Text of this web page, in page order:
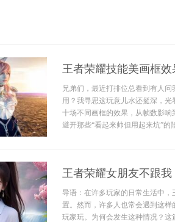
王者荣耀技能美画框
兄弟们，最近打排位总看到有人
用？我寻思这玩意儿水还挺深，
十场不同画框的效果，从帧数影
避开那些“看起来帅但用起来坑”的
王者荣耀女朋友不跟我
导语：在许多玩家的日常生活中
置。然而，许多人也常会遇到这
玩家玩。为何会发生这种情况？